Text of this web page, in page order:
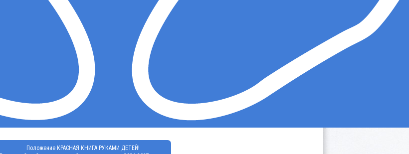
Положение КРАСНАЯ КНИГА РУКАМИ ДЕТЕЙ!